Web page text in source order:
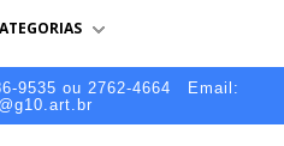
9535 ou 2762-4664
Email: